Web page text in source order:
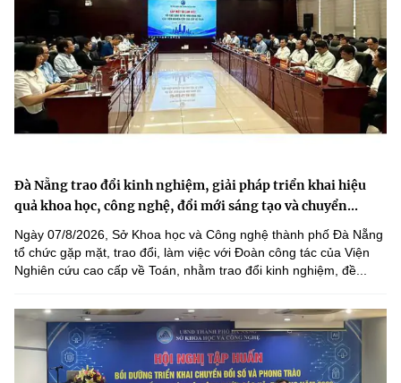
Đà Nẵng trao đổi kinh nghiệm, giải pháp triển khai hiệu
quả khoa học, công nghệ, đổi mới sáng tạo và chuyển...
Ngày 07/8/2026, Sở Khoa học và Công nghệ thành phố Đà Nẵng
tổ chức gặp mặt, trao đổi, làm việc với Đoàn công tác của Viện
Nghiên cứu cao cấp về Toán, nhằm trao đổi kinh nghiệm, đề...